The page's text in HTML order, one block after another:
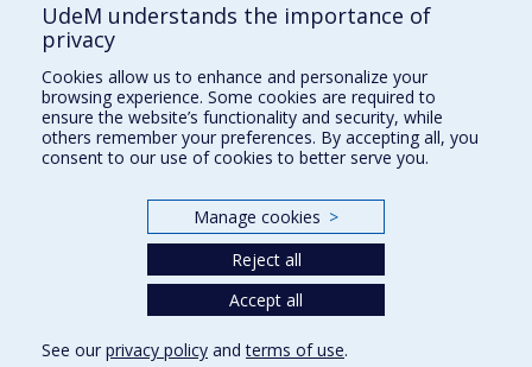
Who does what?
Find us
Site map
Accessibility
UdeM understands the importance of
privacy
Cookies allow us to enhance and personalize your
browsing experience. Some cookies are required to
ensure the website’s functionality and security, while
others remember your preferences. By accepting all, you
consent to our use of cookies to better serve you.
Manage cookies >
Reject all
Accept all
See our privacy policy andterms of use.